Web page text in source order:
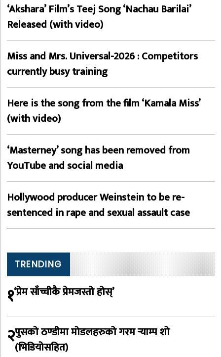
‘Akshara’ Film’s Teej Song ‘Nachau Barilai’
Released (with video)
Miss and Mrs. Universal-2026 : Competitors
currently busy training
Here is the song from the film ‘Kamala Miss’
(with video)
‘Masterney’ song has been removed from
YouTube and social media
Hollywood producer Weinstein to be re-
sentenced in rape and sexual assault case
TRENDING
१‘प्रेम साँच्चीकै प्रेमजस्तो होस्’
२पुसको ठण्डीमा मोडलहरुको गरम र्‍याम्प शो
(भिडियोसहित)